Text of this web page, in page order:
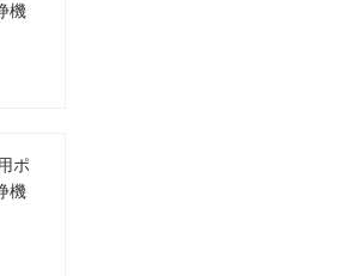
機
ポ
機